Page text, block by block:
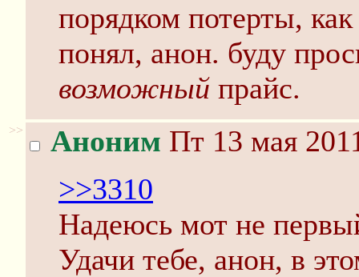
порядком потерты,
понял, анон. буду
возможный прайс.
>> Аноним Пт 13 мая
>>3310
Надеюсь мот не
Удачи тебе, анон, в